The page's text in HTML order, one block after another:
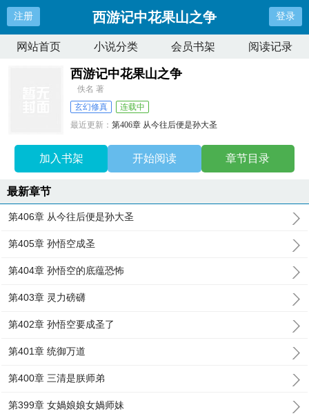
注册 西游记中花果山之争 登录
网站首页 小说分类 会员书架 阅读记录
西游记中花果山之争
佚名 著
玄幻修真
连载中
最近更新：第406章 从今往后便是孙大圣
加入书架 开始阅读 章节目录
最新章节
第406章 从今往后便是孙大圣
第405章 孙悟空成圣
第404章 孙悟空的底蕴恐怖
第403章 灵力磅礴
第402章 孙悟空要成圣了
第401章 统御万道
第400章 三清是朕师弟
第399章 女媧娘娘女媧师妹